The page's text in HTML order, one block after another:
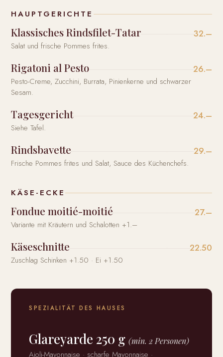
HAUPTGERICHTE
Klassisches Rindsfilet-Tatar 32.–
Salat und frische Pommes frites.
Rigatoni al Pesto 26.–
Pesto-Creme, Zucchini, Burrata, Pinienkerne und schwarzer
Sesam.
Tagesgericht 24.–
Siehe Tafel.
Rindsbavette 29.–
Frische Pommes frites und Salat, Sauce des Küchenchefs.
KÄSE-ECKE
Fondue moitié-moitié 27.–
Variante mit Kräutern und Schalotten +1.–
Käseschnitte 22.50
Zuschlag Schinken +1.50 · Ei +1.50
SPEZIALITÄT DES HAUSES
Glareyarde 250 g (min. 2 Personen)
Aioli-Mayonnaise · scharfe Mayonnaise ·